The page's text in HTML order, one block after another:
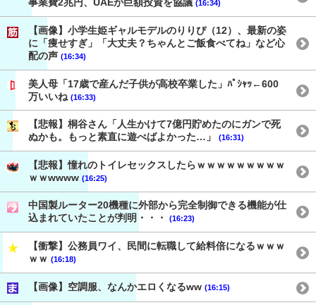
事業費2兆円、UAEが巨額投資を協議 (16:34)
【画像】小学生姫ギャルモデルのりりぴ（12）、最新の姿
に「痩せすぎ」「大丈夫？ちゃんとご飯食べてね」など心
配の声 (16:34)
美人母「17歳で産んだ子供が高校卒業した」ﾊﾟｼｬｯ←600
万いいね (16:33)
【悲報】桐谷さん「人生かけて7億円貯めたのにガンで死
ぬかも。もっと素直に遊べばよかった…」
(16:31)
【悲報】憧れのトイレセックスしたらｗｗｗｗｗｗｗｗｗ
ｗｗwwww (16:25)
中国製ルーター20機種に外部から完全制御できる機能が仕
込まれていたことが判明・・・
(16:23)
【衝撃】公務員ワイ、民間に転職して給料倍になるｗｗｗ
ｗｗ (16:18)
【画像】空調服、なんかエロくなるww (16:15)